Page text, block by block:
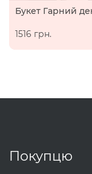
Букет Гарний
1516 грн.
Покупцю